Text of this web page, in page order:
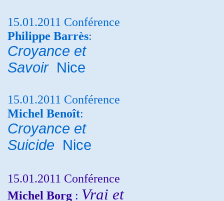
15.01.2011 Conférence
Philippe Barrès:
Croyance et
Savoir Nice
15.01.2011 Conférence
Michel Benoît:
Croyance et
Suicide Nice
15.01.2011 Conférence
Michel Borg : Vrai et